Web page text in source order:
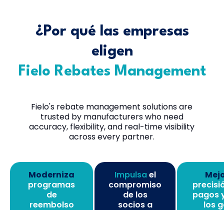
¿Por qué las empresas
eligen
Fielo Rebates Management
Fielo's rebate management solutions are
trusted by manufacturers who need
accuracy, flexibility, and real-time visibility
across every partner.
Impulsael
compromiso
de los
socios a
pagos
los
Moderniza
programas
de
reembolso